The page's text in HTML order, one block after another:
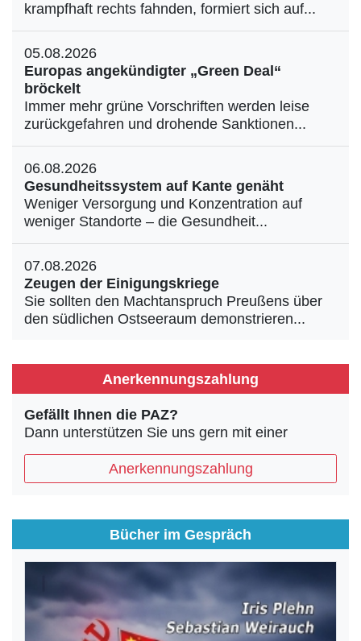
krampfhaft rechts fahnden, formiert sich auf...
05.08.2026
Europas angekündigter „Green Deal“
bröckelt
Immer mehr grüne Vorschriften werden leise
zurückgefahren und drohende Sanktionen...
06.08.2026
Gesundheitssystem auf Kante genäht
Weniger Versorgung und Konzentration auf
weniger Standorte – die Gesundheit...
07.08.2026
Zeugen der Einigungskriege
Sie sollten den Machtanspruch Preußens über
den südlichen Ostseeraum demonstrieren...
Anerkennungszahlung
Gefällt Ihnen die PAZ?
Dann unterstützen Sie uns gern mit einer
Anerkennungszahlung
Bücher im Gespräch